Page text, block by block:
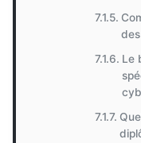
Le